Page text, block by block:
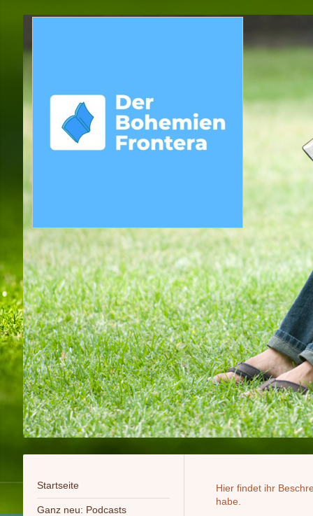
Startseite
Ganz neu: Podcasts
Hier findet ihr
habe.